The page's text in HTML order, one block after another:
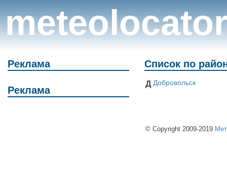
meteolocator
Реклама
Реклама
Список по
Д Добровольск
© Copyright 2009-2019